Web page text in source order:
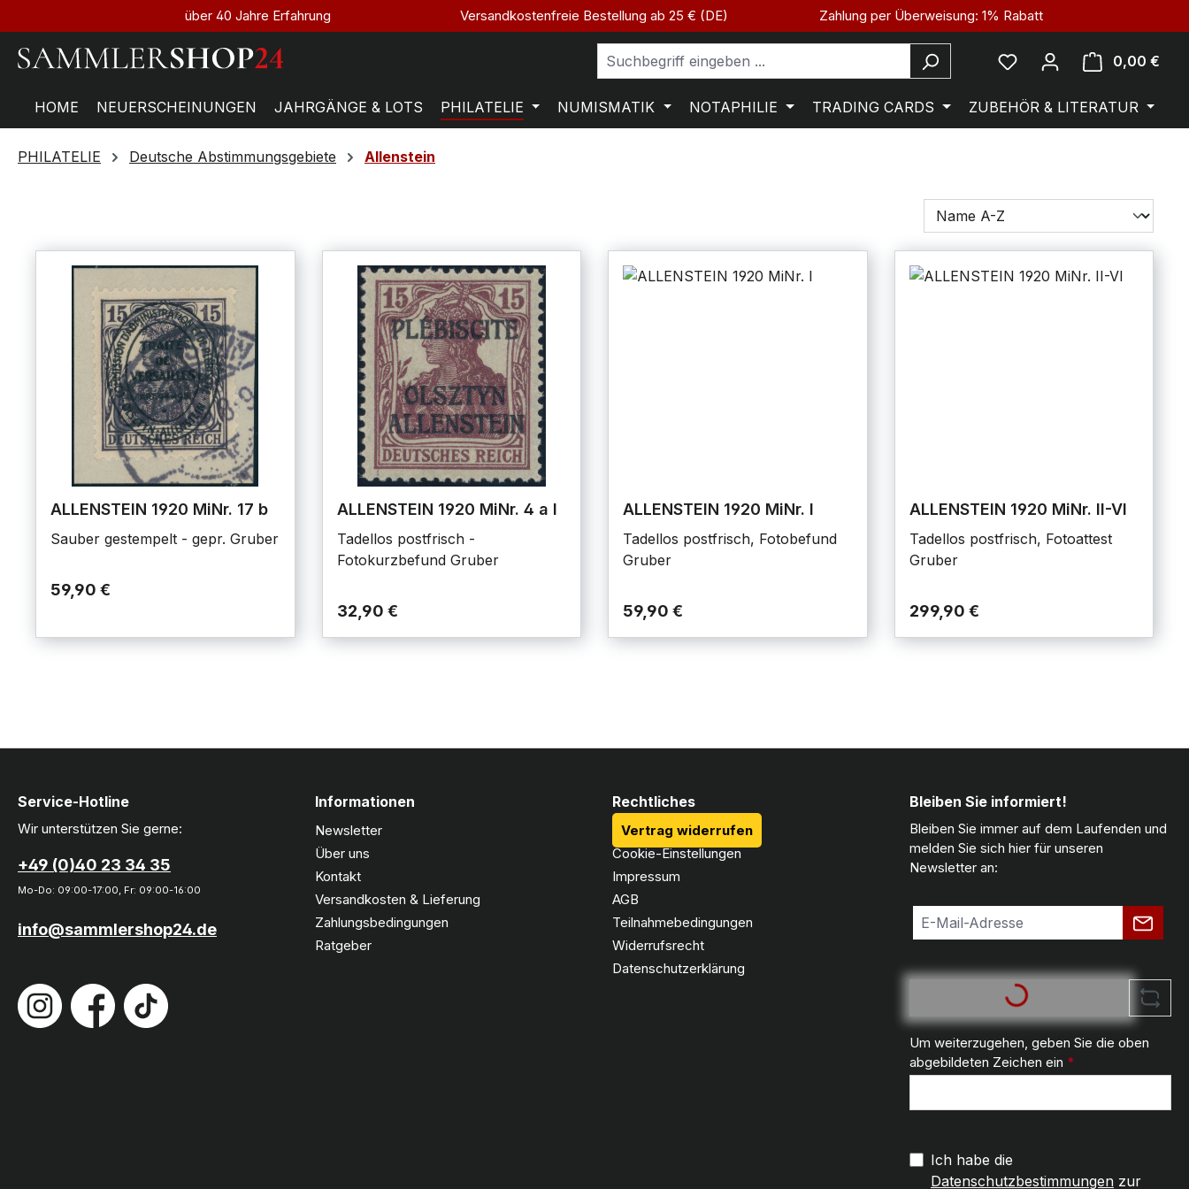
über 40 Jahre Erfahrung Versandkostenfreie Bestellung ab 25 € (DE) Zahlung per Überweisung: 1% Rabatt
0,00 €
HOME NEUERSCHEINUNGEN JAHRGÄNGE & LOTS PHILATELIE NUMISMATIK NOTAPHILIE TRADING CARDS ZUBEHÖR & LITERATUR
PHILATELIE Deutsche Abstimmungsgebiete Allenstein
ALLENSTEIN 1920 MiNr. 17 b
Sauber gestempelt - gepr. Gruber
59,90 €
ALLENSTEIN 1920 MiNr. 4 a I
Tadellos postfrisch -
Fotokurzbefund Gruber
32,90 €
ALLENSTEIN 1920 MiNr. I
Tadellos postfrisch, Fotobefund
Gruber
59,90 €
ALLENSTEIN 1920 MiNr. II-VI
Tadellos postfrisch, Fotoattest
Gruber
299,90 €
Service-Hotline
Wir unterstützen Sie gerne:
+49 (0)40 23 34 35
Mo-Do: 09:00-17:00, Fr: 09:00-16:00
info@sammlershop24.de
Informationen
Newsletter
Über uns
Kontakt
Versandkosten & Lieferung
Zahlungsbedingungen
Ratgeber
Rechtliches
Vertrag widerrufen
Cookie-Einstellungen
Impressum
AGB
Teilnahmebedingungen
Widerrufsrecht
Datenschutzerklärung
Bleiben Sie informiert!
Bleiben Sie immer auf dem Laufenden und
melden Sie sich hier für unseren
Newsletter an:
Um weiterzugehen, geben Sie die oben
abgebildeten Zeichen ein *
Ich habe die
Datenschutzbestimmungen zur